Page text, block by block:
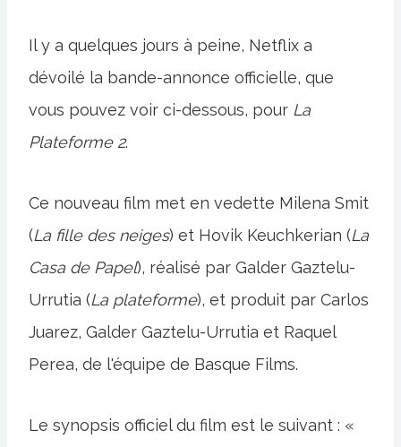
Il y a quelques jours à peine, Netflix a
dévoilé la bande-annonce officielle, que
vous pouvez voir ci-dessous, pour La
Plateforme 2.
Ce nouveau film met en vedette Milena Smit
(La fille des neiges) et Hovik Keuchkerian (La
Casa de Papel), réalisé par Galder Gaztelu-
Urrutia (La plateforme), et produit par Carlos
Juarez, Galder Gaztelu-Urrutia et Raquel
Perea, de l'équipe de Basque Films.
Le synopsis officiel du film est le suivant : «